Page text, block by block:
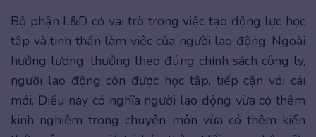
Bộ phận L&D có vai trò trong việc tạo động lực học
tập và tinh thần làm việc của người lao động. Ngoài
hưởng lương, thưởng theo đúng chính sách công ty,
người lao động còn được học tập, tiếp cận với cái
mới. Điều này có nghĩa người lao động vừa có thêm
kinh nghiệm trong chuyên môn vừa có thêm kiến